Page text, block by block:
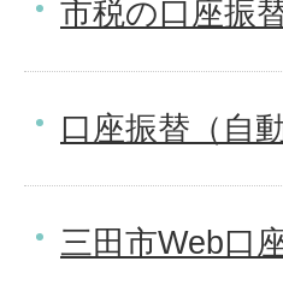
市税の口座振
口座振替（自
三田市Web口